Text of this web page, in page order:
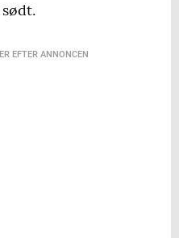
EFTER ANNONCEN